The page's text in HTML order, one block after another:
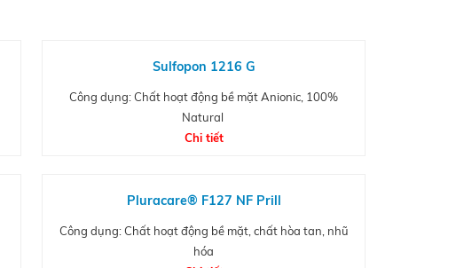
Sulfopon 1216 G
Công dụng: Chất hoạt động bề mặt Anionic, 100%
Natural
Chi tiết
Pluracare® F127 NF Prill
Công dụng: Chất hoạt động bề mặt, chất hòa tan, nhũ
hóa